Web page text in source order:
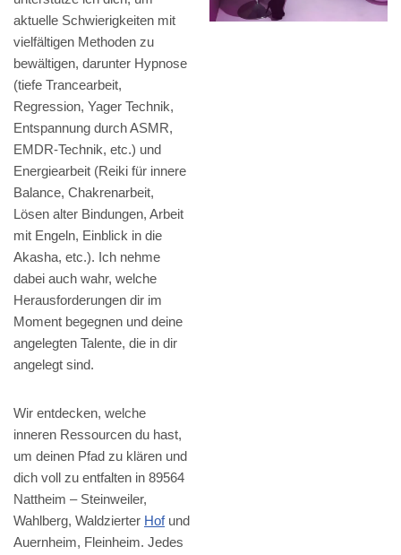
aktuelle Schwierigkeiten mit
vielfältigen Methoden zu
bewältigen, darunter Hypnose
(tiefe Trancearbeit,
Regression, Yager Technik,
Entspannung durch ASMR,
EMDR-Technik, etc.) und
Energiearbeit (Reiki für innere
Balance, Chakrenarbeit,
Lösen alter Bindungen, Arbeit
mit Engeln, Einblick in die
Akasha, etc.). Ich nehme
dabei auch wahr, welche
Herausforderungen dir im
Moment begegnen und deine
angelegten Talente, die in dir
angelegt sind.
Wir entdecken, welche
inneren Ressourcen du hast,
um deinen Pfad zu klären und
dich voll zu entfalten in 89564
Nattheim – Steinweiler,
Wahlberg, Waldzierter Hofund
Auernheim, Fleinheim. Jedes